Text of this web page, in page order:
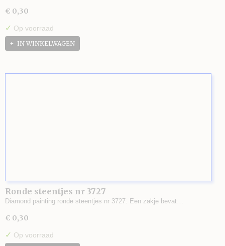
€ 0,30
✓ Op voorraad
IN WINKELWAGEN
Ronde steentjes nr 3727
Diamond painting ronde steentjes nr 3727. Een zakje bevat…
€ 0,30
✓ Op voorraad